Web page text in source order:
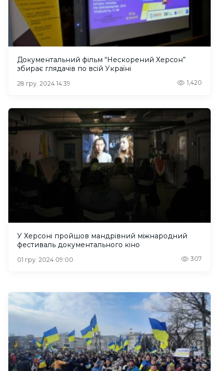
Документальний фільм “Нескорений Херсон”
збирає глядачів по всій Україні
28 гру. 2024 14:39 1,420
У Херсоні пройшов мандрівний міжнародний
фестиваль документального кіно
01 гру. 2024 09:00 307